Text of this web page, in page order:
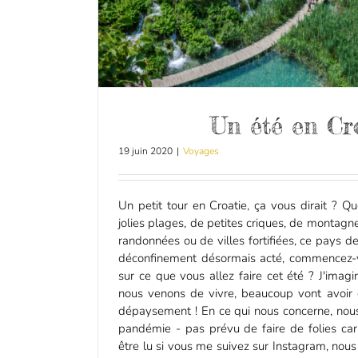
Un été en
19 juin 2020 | Voyages
Un petit tour en Croatie, ça vous dirait ?
jolies plages, de petites criques, de
randonnées ou de villes fortifiées, ce pays
déconfinement désormais acté,
sur ce que vous allez faire cet été ?
nous venons de vivre, beaucoup vont
dépaysement ! En ce qui nous concerne,
pandémie - pas prévu de faire de folies
être lu si vous me suivez sur Instagram,